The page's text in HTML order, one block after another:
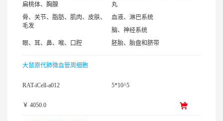
扁桃体、胸腺
丸
骨、关节、脂肪、肌肉、皮肤、
毛发
血液、淋巴系统
脑、神经系统
眼、耳、鼻、喉、口腔
胚胎、胎盘和脐带
大鼠原代肺微血管周细胞
RAT-iCell-a012 5*10^5
￥ 4050.0